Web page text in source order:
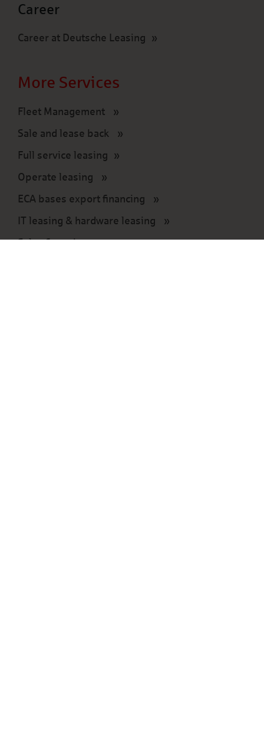
Career
Career at Deutsche Leasing
More Services
Fleet Management
Sale and lease back
Full service leasing
Operate leasing
ECA bases export financing
IT leasing & hardware leasing
Sales financing